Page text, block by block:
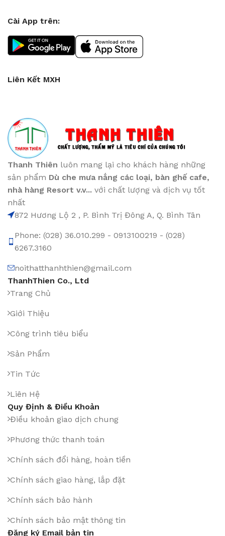
Cài App trên:
Liên Kết MXH
Thanh Thiên luôn mang lại cho khách hàng những
sản phẩm Dù che mưa nắng các loại, bàn ghế cafe,
nhà hàng Resort v.v... với chất lượng và dịch vụ tốt
nhất
872 Hương Lộ 2 , P. Bình Trị Đông A, Q. Bình Tân
Phone: (028) 36.010.299 - 0913100219 - (028)
6267.3160
noithatthanhthien@gmail.com
ThanhThien Co., Ltd
Trang Chủ
Giới Thiệu
Công trình tiêu biểu
Sản Phẩm
Tin Tức
Liên Hệ
Quy Định & Điều Khoản
Điều khoản giao dịch chung
Phương thức thanh toán
Chính sách đổi hàng, hoàn tiền
Chính sách giao hàng, lắp đặt
Chính sách bảo hành
Chính sách bảo mật thông tin
Đăng ký Email bản tin